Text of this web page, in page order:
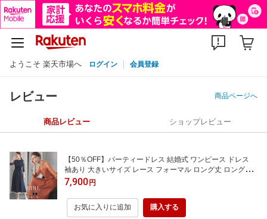
ようこそ 楽天市場へ ログイン 会員登録
レビュー 商品ページへ
商品レビュー ショップレビュー
【50％OFF】パーティードレス 結婚式 ワンピース ドレス
袖あり 大きいサイズ レース フォーマル ロング丈 ロングド
レス ミモレ丈 七分袖 二次会 披露宴 お呼ばれ 上品 膝下 他と
被らない 体型カバー 40代 30代 20代 50代 フレア 袖付き リ
ボンベルト 春 夏
7,900円
お気に入りに追加 購入する